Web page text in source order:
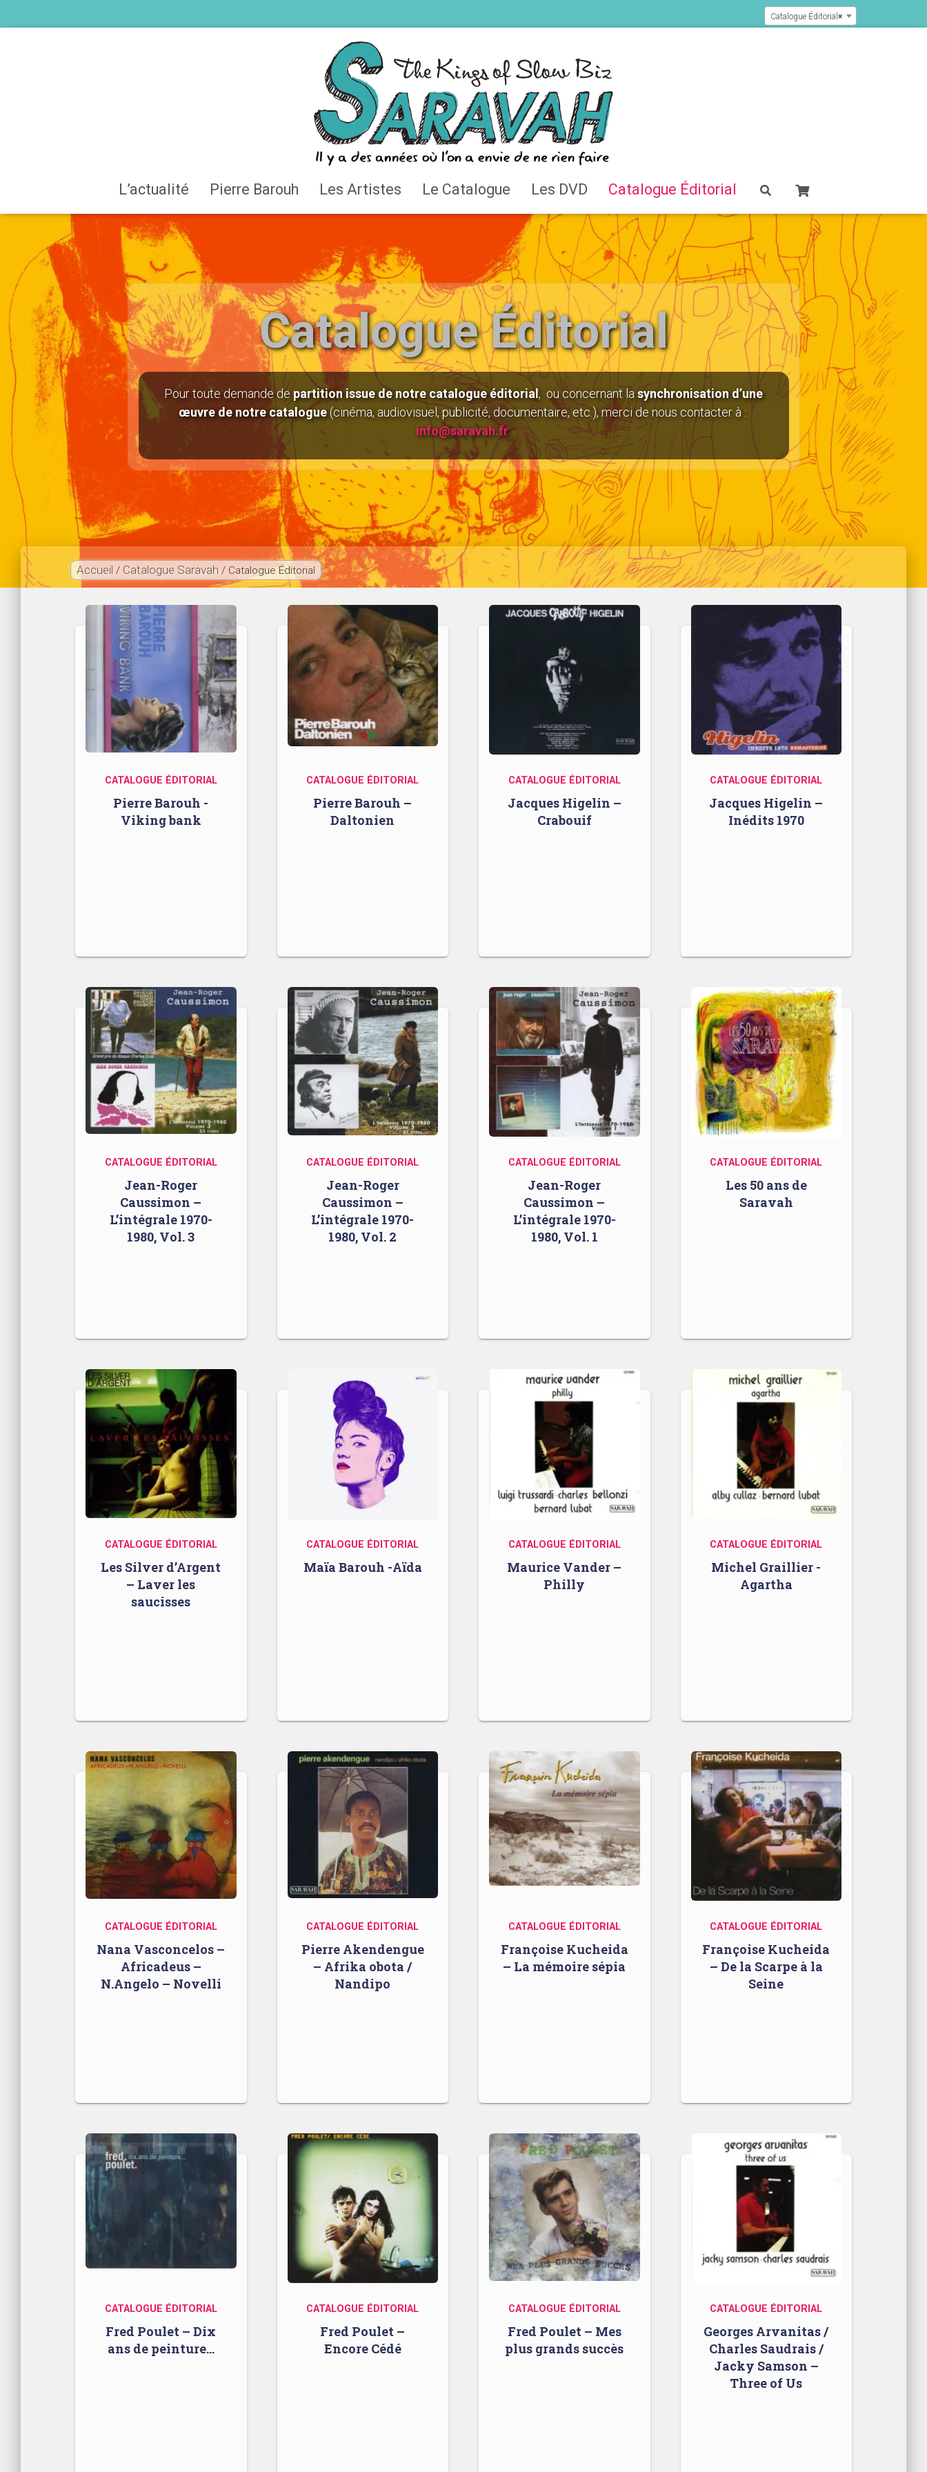
×
Catalogue Éditorial
L’actualité Pierre Barouh Les Artistes Le Catalogue Les DVD Catalogue Éditorial
Catalogue Éditorial
Pour toute demande departition issue de notre catalogue éditorial, ou concernant la synchronisation d’une
œuvre de notre catalogue(cinéma, audiovisuel, publicité, documentaire, etc.), merci de nous contacter à :
info@saravah.fr
Accueil / Catalogue Saravah / Catalogue Éditorial
CATALOGUE ÉDITORIAL
Pierre Barouh -
Viking bank
CATALOGUE ÉDITORIAL
Pierre Barouh –
Daltonien
CATALOGUE ÉDITORIAL
Jacques Higelin –
Crabouif
CATALOGUE ÉDITORIAL
Jacques Higelin –
Inédits 1970
CATALOGUE ÉDITORIAL
Jean-Roger
Caussimon –
L’intégrale 1970-
1980, Vol. 3
CATALOGUE ÉDITORIAL
Jean-Roger
Caussimon –
L’intégrale 1970-
1980, Vol. 2
CATALOGUE ÉDITORIAL
Jean-Roger
Caussimon –
L’intégrale 1970-
1980, Vol. 1
CATALOGUE ÉDITORIAL
Les 50 ans de
Saravah
CATALOGUE ÉDITORIAL
Les Silver d’Argent
– Laver les
saucisses
CATALOGUE ÉDITORIAL
Maïa Barouh -Aïda
CATALOGUE ÉDITORIAL
Maurice Vander –
Philly
CATALOGUE ÉDITORIAL
Michel Graillier -
Agartha
CATALOGUE ÉDITORIAL
Nana Vasconcelos –
Africadeus –
N.Angelo – Novelli
CATALOGUE ÉDITORIAL
Pierre Akendengue
– Afrika obota /
Nandipo
CATALOGUE ÉDITORIAL
Françoise Kucheida
– La mémoire sépia
CATALOGUE ÉDITORIAL
Françoise Kucheida
– De la Scarpe à la
Seine
CATALOGUE ÉDITORIAL
Fred Poulet – Dix
ans de peinture…
CATALOGUE ÉDITORIAL
Fred Poulet –
Encore Cédé
CATALOGUE ÉDITORIAL
Fred Poulet – Mes
plus grands succès
CATALOGUE ÉDITORIAL
Georges Arvanitas /
Charles Saudrais /
Jacky Samson –
Three of Us